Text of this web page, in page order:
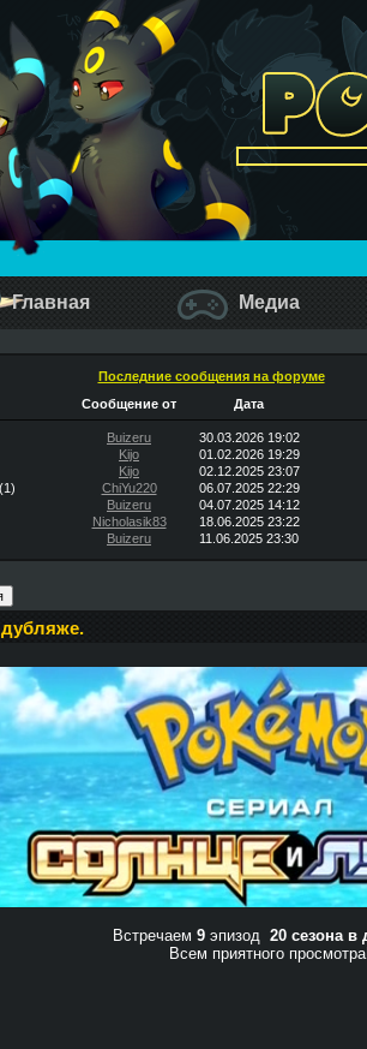
Главная Медиа
Последние сообщения на форуме
Сообщение от Дата
Buizeru 30.03.2026 19:02
Kijo 01.02.2026 19:29
Kijo 02.12.2025 23:07
(1) ChiYu220 06.07.2025 22:29
Buizeru 04.07.2025 14:12
Nicholasik83 18.06.2025 23:22
Buizeru 11.06.2025 23:30
дубляже.
Встречаем 9 эпизод 20 сезона в
Всем приятного